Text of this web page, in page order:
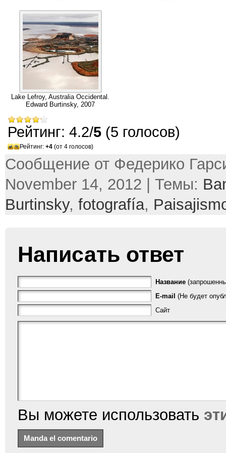
Lake Lefroy,Australia Occidental
Edward Burtinsky, 2007
Рейтинг: 4.2/5 (5 голосов)
Рейтинг: +4 (от 4 голосов)
Сообщение от Федерико
November 14, 2012 | Темы:
Burtinsky, fotografía,
Написать ответ
Название
E-mail (Не будет
Сайт
Вы можете использовать